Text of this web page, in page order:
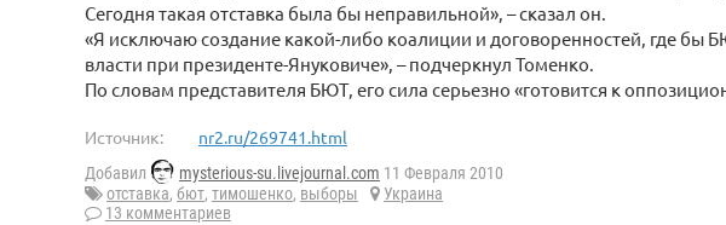
Сегодня такая отставка была бы неправильной», – сказал он.
«Я исключаю создание какой-либо коалиции и договоренностей, где бы
власти при президенте-Януковиче», – подчеркнул Томенко.
По словам представителя БЮТ, его сила серьезно «готовится к
Источник: nr2.ru/269741.html
Добавил mysterious-su.livejournal.com 11 Февраля 2010
отставка, бют, тимошенко, выборы
Украина
13 комментариев